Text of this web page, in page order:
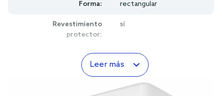
Forma: rectangular
Revestimiento
protector:
sí
Leer más